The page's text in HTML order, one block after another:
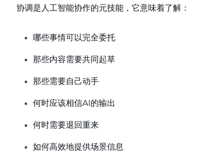
协调是人工智能协作的元技能，它意味着了解：
哪些事情可以完全委托
那些内容需要共同起草
那些需要自己动手
何时应该相信AI的输出
何时需要退回重来
如何高效地提供场景信息